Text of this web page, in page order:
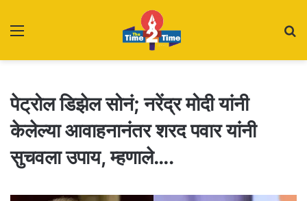
पेट्रोल डिझेल सोनं; नरेंद्र मोदी यांनी
केलेल्या आवाहनानंतर शरद पवार यांनी
सुचवला उपाय, म्हणाले….